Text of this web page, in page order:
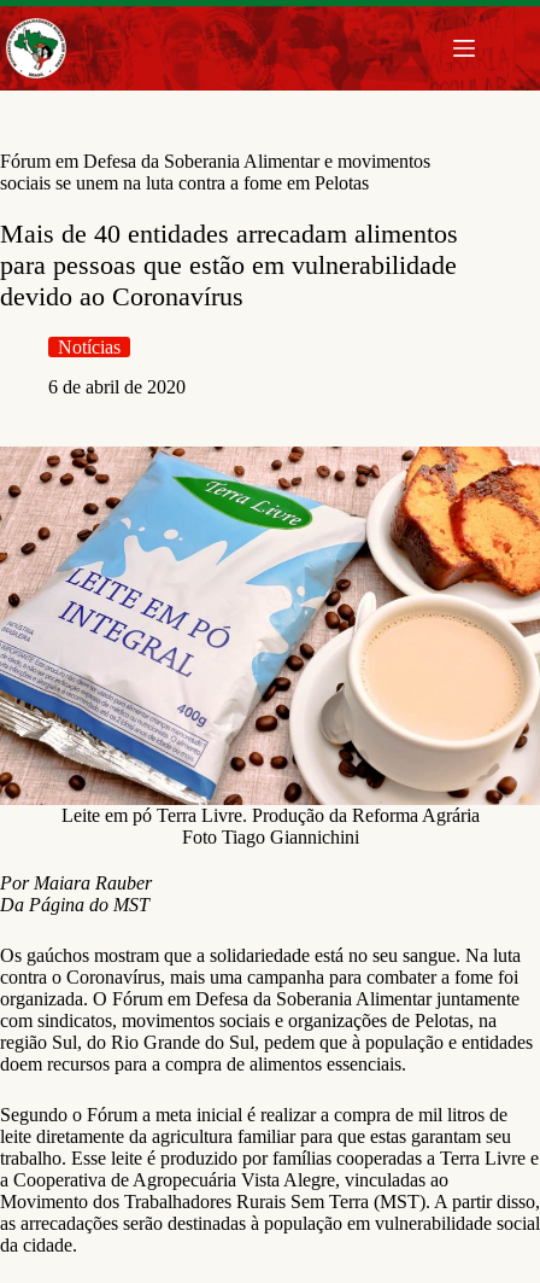
Pular
para
o
conteúdo
Fórum em Defesa da Soberania Alimentar e movimentos
sociais se unem na luta contra a fome em Pelotas
Mais de 40 entidades arrecadam alimentos
para pessoas que estão em vulnerabilidade
devido ao Coronavírus
Notícias
6 de abril de 2020
Leite em pó Terra Livre. Produção da Reforma Agrária
Foto Tiago Giannichini
Por Maiara Rauber
Da Página do MST
Os gaúchos mostram que a solidariedade está no seu sangue. Na luta
contra o Coronavírus, mais uma campanha para combater a fome foi
organizada. O Fórum em Defesa da Soberania Alimentar juntamente
com sindicatos, movimentos sociais e organizações de Pelotas, na
região Sul, do Rio Grande do Sul, pedem que à população e entidades
doem recursos para a compra de alimentos essenciais.
Segundo o Fórum a meta inicial é realizar a compra de mil litros de
leite diretamente da agricultura familiar para que estas garantam seu
trabalho. Esse leite é produzido por famílias cooperadas a Terra Livre e
a Cooperativa de Agropecuária Vista Alegre, vinculadas ao
Movimento dos Trabalhadores Rurais Sem Terra (MST). A partir disso,
as arrecadações serão destinadas à população em vulnerabilidade social
da cidade.